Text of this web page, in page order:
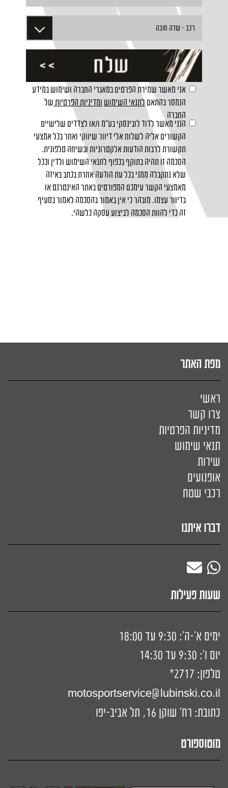
אני מאשר שמירת הפרטים במאגרי החברה ושימוש במידע
הנמסר בהתאםלתנאי השימוש ומדיניות הפרטיות של
החברה
הנני מאשר לדוד לובינסקי בע"מ ו/או לצדדים שלישיים
הקשורים אליה לשלוח אלי דיוור שיווקי ואחר בכל אמצעי
תקשורת לרבות הודעות אלקטרוניות ובשיחה טלפונית.
הסכמה זו תהיה בתוקף בכפוף לתנאי השימוש ולדין וככל
שלא נתקבלה ממני בכל עת הודעה אחרת בכתב באיזה
מאמצעי הקשר עימכם המפורטים באתר האינטרנט או
בדיוור עצמו. מובהר כי אין באמור בהסכמה לאמור בסעיף
זה כדי להוות הסכמה לביצוע עסקה כלשהי.
מפת האתר
ראשי
צרו קשר
מדיניות הפרטיות
תנאי שימוש
שירות
אופנועים
רכבי שטח
דברו איתנו
שעות פעילות
ימים א'-ה': 9:30 עד 18:00
יום ו': 9:30 עד 14:30
טלפון: 2717*
motosportservice@lubinski.co.il
כתובת: רח' שוקן 16, תל אביב-יפו
מוטוספורט